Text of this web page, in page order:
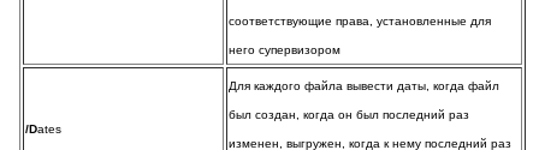
соответствующие права, установленные для
него супервизором
/Dates
Для каждого файла вывести даты, когда файл
был создан, когда он был последний раз
изменен, выгружен, когда к нему последний раз